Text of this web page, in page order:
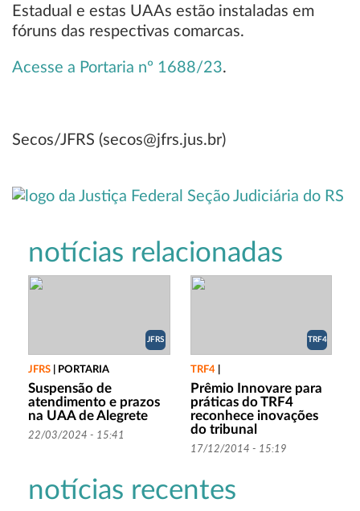
Estadual e estas UAAs estão instaladas em
fóruns das respectivas comarcas.
Acesse a Portaria nº 1688/23.
Secos/JFRS (secos@jfrs.jus.br)
notícias relacionadas
JFRS
JFRS PORTARIA
Suspensão de
atendimento e prazos
na UAA de Alegrete
22/03/2024 - 15:41
TRF4
TRF4|
Prêmio Innovare para
práticas do TRF4
reconhece inovações
do tribunal
17/12/2014 - 15:19
notícias recentes